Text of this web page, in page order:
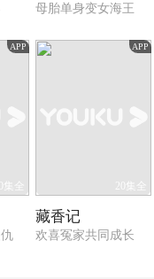
母胎单身变女海王
APP
30集全
APP
20集全
藏香记
欢喜冤家共同成长